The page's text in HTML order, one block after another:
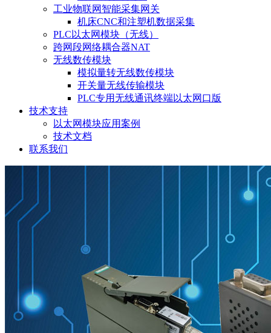
工业物联网智能采集网关
机床CNC和注塑机数据采集
PLC以太网模块（无线）
跨网段网络耦合器NAT
无线数传模块
模拟量转无线数传模块
开关量无线传输模块
PLC专用无线通讯终端以太网口版
技术支持
以太网模块应用案例
技术文档
联系我们